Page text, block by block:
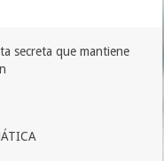
secreta que mantiene